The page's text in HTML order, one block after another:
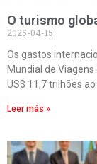
O turismo
2025-04-15
Os gastos
Mundial de
US$ 11,7 trilhões ao
Leer más »